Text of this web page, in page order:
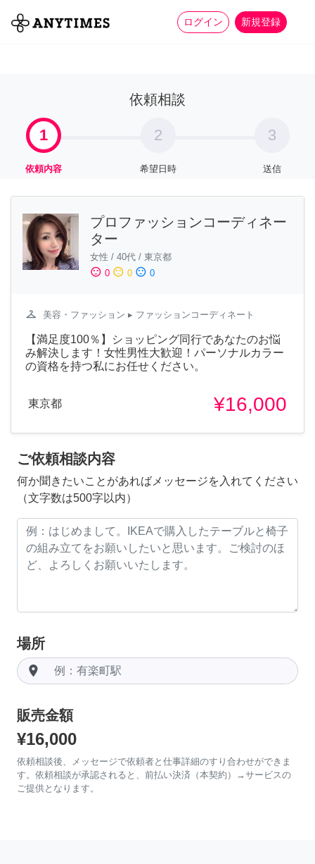
ログイン 新規登録
全て 家事 more_horiz
依頼相談
1
依頼内容
2
希望日時
3
送信
プロファッションコーディネー
ター
女性 / 40代 / 東京都
sentiment_satisfied 0 sentiment_neutral 0 sentiment_dissatisfied 0
checkroom 美容・ファッション ▸ ファッションコーディネート
【満足度100％】ショッピング同行であなたのお悩
み解決します！女性男性大歓迎！パーソナルカラー
の資格を持つ私にお任せください。
東京都 ¥16,000
ご依頼相談内容
何か聞きたいことがあればメッセージを入れてください
（文字数は500字以内）
場所
room
販売金額
¥16,000
依頼相談後、メッセージで依頼者と仕事詳細のすり合わせができま
す。依頼相談が承認されると、前払い決済（本契約）→サービスの
ご提供となります。